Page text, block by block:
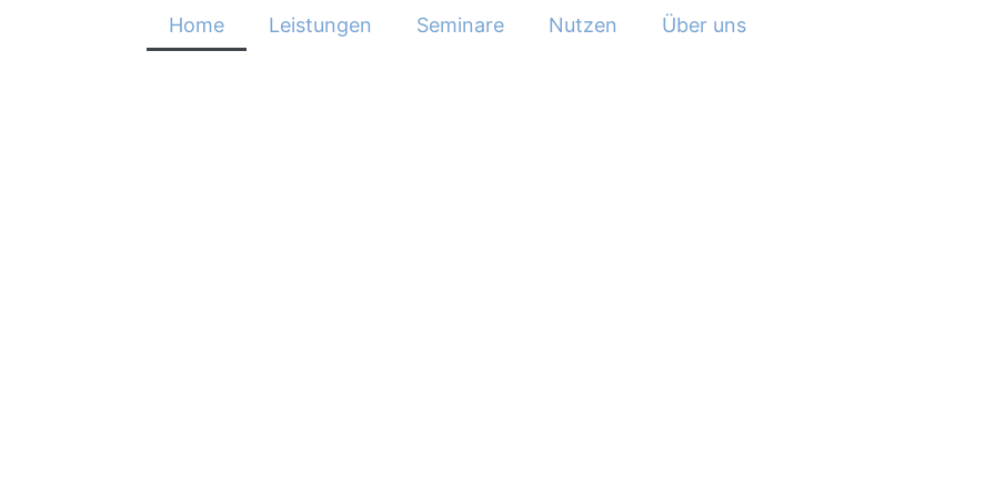
Home Leistungen Seminare Nutzen Über uns